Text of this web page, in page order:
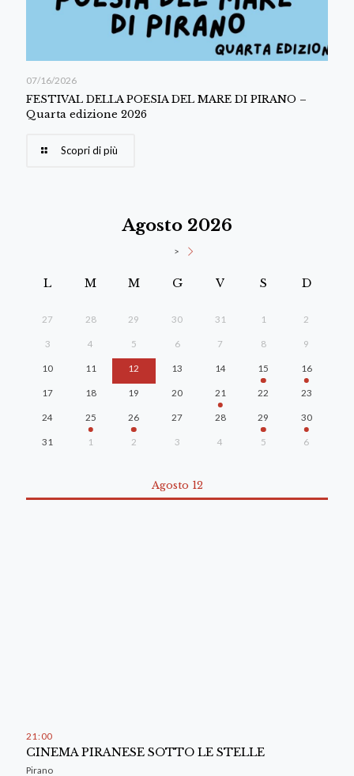
07/16/2026
FESTIVAL DELLA POESIA DEL MARE DI PIRANO –
Quarta edizione 2026
Scopri di più
Agosto 2026
>
L M M G V S D
27 28 29 30 31 1 2
3 4 5 6 7 8 9
10 11 12 13 14 15 16
17 18 19 20 21 22 23
24 25 26 27 28 29 30
31 1 2 3 4 5 6
Agosto 12
21 : 00
CINEMA PIRANESE SOTTO LE STELLE
Pirano